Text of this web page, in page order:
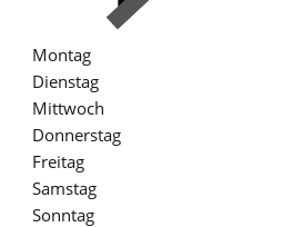
Montag
Dienstag
Mittwoch
Donnerstag
Freitag
Samstag
Sonntag